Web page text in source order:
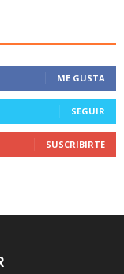
ME GUSTA
SEGUIR
SUSCRIBIRTE